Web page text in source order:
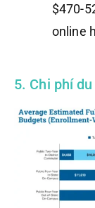
$470-
online
5. Chi phí